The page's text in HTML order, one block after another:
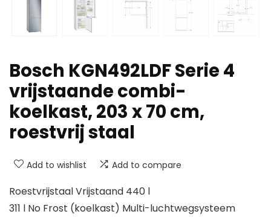
Bosch KGN492LDF Serie 4
vrijstaande combi-
koelkast, 203 x 70 cm,
roestvrij staal
Add to wishlist Add to compare
Roestvrijstaal Vrijstaand 440 l
311 l No Frost (koelkast) Multi-luchtwegsysteem